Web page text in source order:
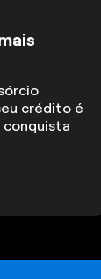
crédito é
conquista